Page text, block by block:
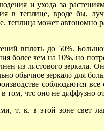
и ухода за
в теплице, вроде бы,
может автономно
вплоть до 50%.
более чем на 10%, но
из листового зеркала. Он
обычное зеркало для
соблюдаются все
что оно не диффузно
т. к. в этой зоне свет